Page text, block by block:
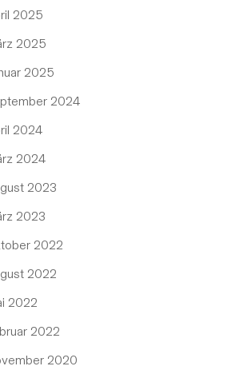
2025
2025
2025
2024
2024
2024
2023
2023
2022
2022
2022
2022
2020